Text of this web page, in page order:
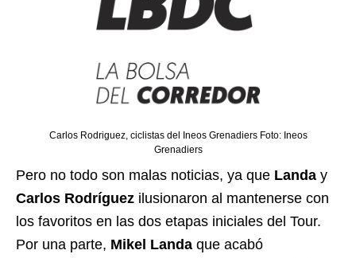
Carlos Rodriguez, ciclistas del Ineos Grenadiers Foto: Ineos
Grenadiers
Pero no todo son malas noticias, ya que Landa y
Carlos Rodríguez ilusionaron al mantenerse con
los favoritos en las dos etapas iniciales del Tour.
Por una parte, Mikel Landa que acabó